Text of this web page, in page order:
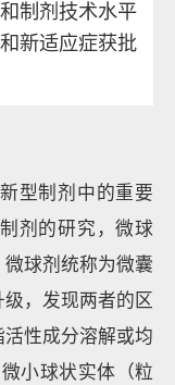
制剂技术水平
新适应症获批
型制剂中的重要
剂的研究，微球
球剂统称为微囊
，发现两者的区
性成分溶解或均
小球状实体（粒